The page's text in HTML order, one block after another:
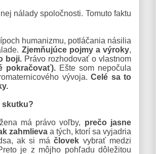
nálady spoločnosti. Tomuto faktu
humanizmu, potláčania násilia
Zjemňujúce pojmy a výroky,
boji. Právo rozhodovať o vlastnom
pokračovať). Ešte som nepočula
vývoja.Celé sa to
skutku?
má právo voľby, prečo jasne
zahmlievaa tých, ktorí sa vyjadria
ak si máčlovek vybrať medzi
je z môjho pohľadu dôležitou